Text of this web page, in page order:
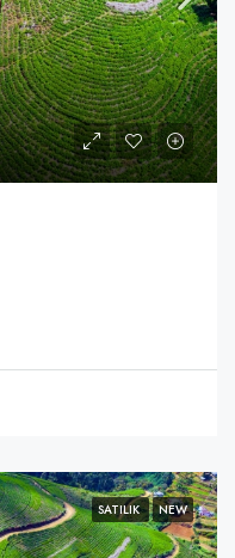
SATILIK NEW